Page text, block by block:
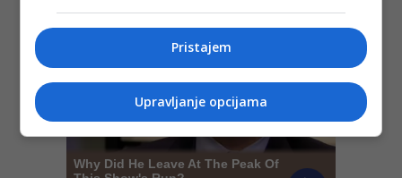
Pristajem
Upravljanje opcijama